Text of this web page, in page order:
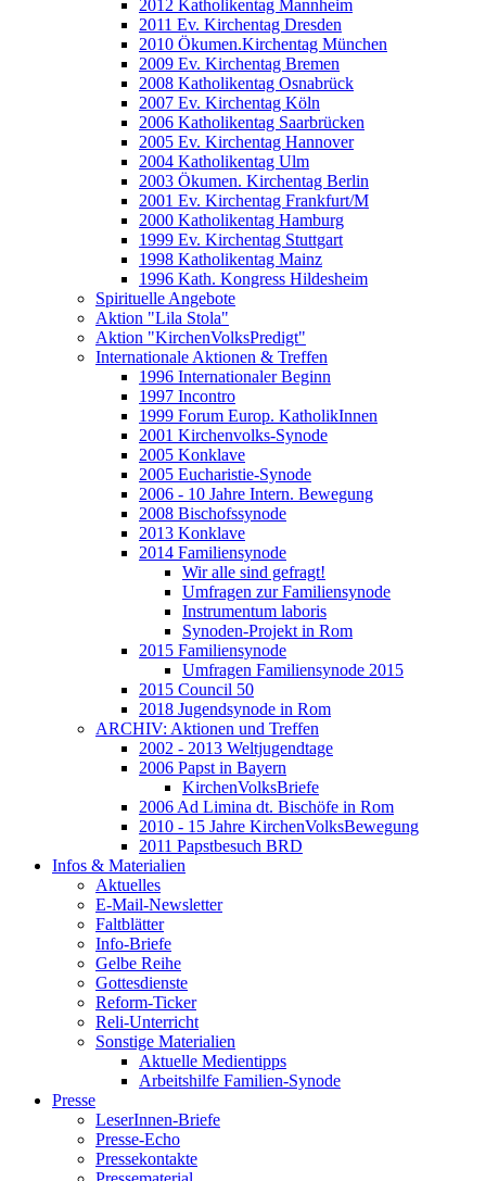
2012 Katholikentag Mannheim
2011 Ev. Kirchentag Dresden
2010 Ökumen.Kirchentag München
2009 Ev. Kirchentag Bremen
2008 Katholikentag Osnabrück
2007 Ev. Kirchentag Köln
2006 Katholikentag Saarbrücken
2005 Ev. Kirchentag Hannover
2004 Katholikentag Ulm
2003 Ökumen. Kirchentag Berlin
2001 Ev. Kirchentag Frankfurt/M
2000 Katholikentag Hamburg
1999 Ev. Kirchentag Stuttgart
1998 Katholikentag Mainz
1996 Kath. Kongress Hildesheim
Spirituelle Angebote
Aktion "Lila Stola"
Aktion "KirchenVolksPredigt"
Internationale Aktionen & Treffen
1996 Internationaler Beginn
1997 Incontro
1999 Forum Europ. KatholikInnen
2001 Kirchenvolks-Synode
2005 Konklave
2005 Eucharistie-Synode
2006 - 10 Jahre Intern. Bewegung
2008 Bischofssynode
2013 Konklave
2014 Familiensynode
Wir alle sind gefragt!
Umfragen zur Familiensynode
Instrumentum laboris
Synoden-Projekt in Rom
2015 Familiensynode
Umfragen Familiensynode 2015
2015 Council 50
2018 Jugendsynode in Rom
ARCHIV: Aktionen und Treffen
2002 - 2013 Weltjugendtage
2006 Papst in Bayern
KirchenVolksBriefe
2006 Ad Limina dt. Bischöfe in Rom
2010 - 15 Jahre KirchenVolksBewegung
2011 Papstbesuch BRD
Infos & Materialien
Aktuelles
E-Mail-Newsletter
Faltblätter
Info-Briefe
Gelbe Reihe
Gottesdienste
Reform-Ticker
Reli-Unterricht
Sonstige Materialien
Aktuelle Medientipps
Arbeitshilfe Familien-Synode
Presse
LeserInnen-Briefe
Presse-Echo
Pressekontakte